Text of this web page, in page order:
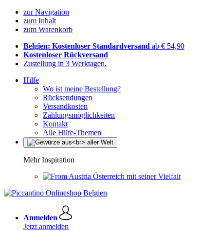
zur Navigation
zum Inhalt
zum Warenkorb
Belgien: Kostenloser Standardversand ab € 54,90
Kostenloser Rückversand
Zustellung in 3 Werktagen.
Hilfe
Wo ist meine Bestellung?
Rücksendungen
Versandkosten
Zahlungsmöglichkeiten
Kontakt
Alle Hilfe-Themen
Mehr Inspiration
Österreich mit seiner Vielfalt
Anmelden
Jetzt anmelden